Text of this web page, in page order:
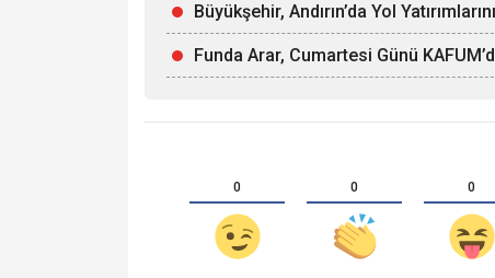
Büyükşehir, Andırın’da Yol
Funda Arar, Cumartesi Günü
0 0 0